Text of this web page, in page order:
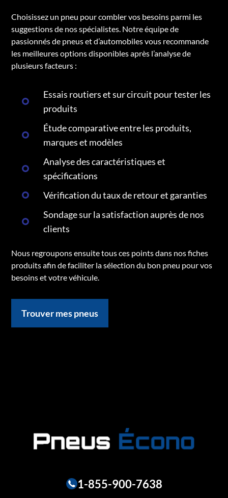
Choisissez un pneu pour combler vos besoins parmi les
suggestions de nos spécialistes. Notre équipe de
passionnés de pneus et d’automobiles vous recommande
les meilleures options disponibles après l’analyse de
plusieurs facteurs :
Essais routiers et sur circuit pour tester les
produits
Étude comparative entre les produits,
marques et modèles
Analyse des caractéristiques et
spécifications
Vérification du taux de retour et garanties
Sondage sur la satisfaction auprès de nos
clients
Nous regroupons ensuite tous ces points dans nos fiches
produits afin de faciliter la sélection du bon pneu pour vos
besoins et votre véhicule.
Trouver mes pneus
1-855-900-7638